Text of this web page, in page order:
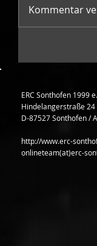
Kommentar
ERC Sonthofen 1999
Hindelangerstraße 24
D-87527 Sonthofen /
http://www.erc-
onlineteam(at)erc-